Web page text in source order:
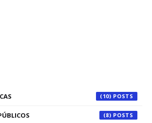
(10)
(8)